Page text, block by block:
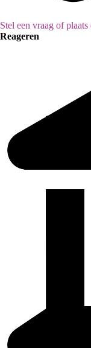
Stel een vraag of
Reageren